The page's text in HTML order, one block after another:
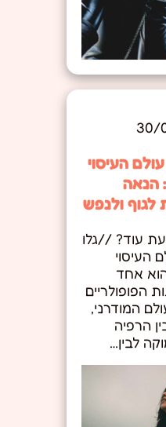
30/
העיסוי
הנאה
ולנפש
עוד? //גלו
העיסוי
אחד
הפופולריים
המודרני,
הרפיה
לבין…